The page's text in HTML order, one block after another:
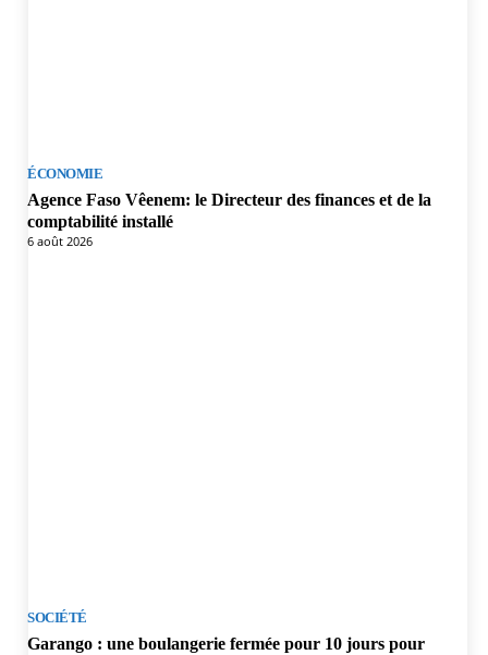
ÉCONOMIE
Agence Faso Vêenem: le Directeur des finances et de la
comptabilité installé
6 août 2026
SOCIÉTÉ
Garango : une boulangerie fermée pour 10 jours pour